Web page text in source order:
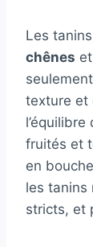
Les
chênes
texture et
fruités et
en
les tanins
stricts, et